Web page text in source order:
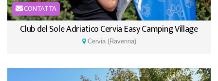
CONTATTA
Club del Sole Adriatico Cervia Easy Camping Village
Cervia (Ravenna)